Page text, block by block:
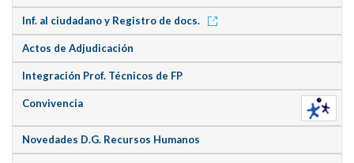
Inf. al ciudadano y Registro de docs.
Actos de Adjudicación
Integración Prof. Técnicos de FP
Convivencia
Novedades D.G. Recursos Humanos